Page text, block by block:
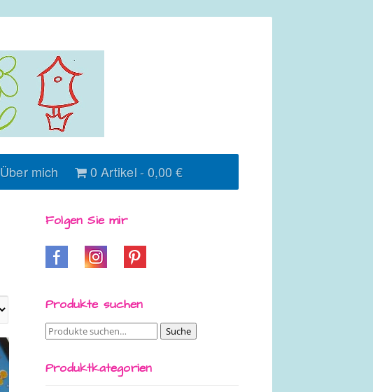
Über mich 0 Artikel 0,00 €
Folgen Sie mir
Produkte suchen
Suche
Suche
Produktkategorien